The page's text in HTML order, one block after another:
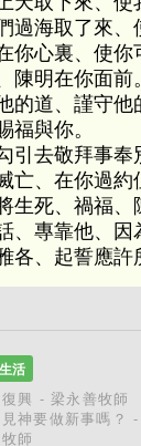
海取了來、
心裏、使你
陳明在你面前。
道、謹守
福與你。
去敬拜事奉
、在你過約
生死、禍福
專靠他、
、起誓應許
活
興 - 梁永善牧師
神要做新事嗎？
師